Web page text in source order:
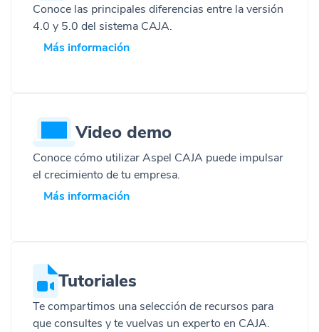
Conoce las principales diferencias entre la versión
4.0 y 5.0 del sistema CAJA.
Más información
Video demo
Conoce cómo utilizar Aspel CAJA puede impulsar
el crecimiento de tu empresa.
Más información
Tutoriales
Te compartimos una selección de recursos para
que consultes y te vuelvas un experto en CAJA.